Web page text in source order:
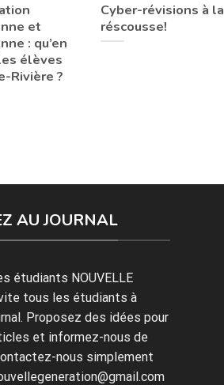
et
: qu’en
élèves
Rivière ?
Cyber-révisions à la
réscousse!
AU JOURNAL
étudiants NOUVELLE
tous les étudiants à
Proposez des idées pour
et informez-nous de
nous simplement